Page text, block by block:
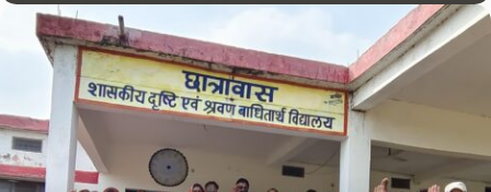
Mission
तत्वावधान
में
दीपावली